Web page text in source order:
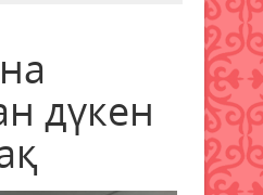
дүкен